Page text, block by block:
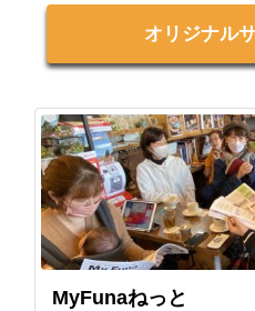
オリジナル
MyFunaねっと